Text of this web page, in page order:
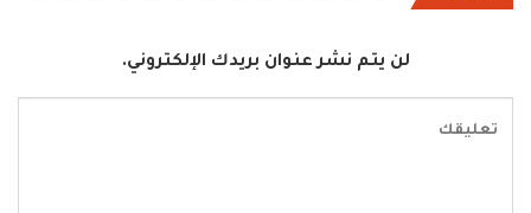
لن يتم نشر عنوان بريدك الإلكتروني.